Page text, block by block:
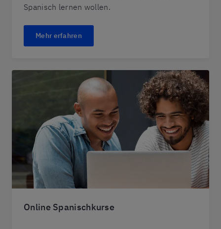
Spanisch lernen wollen.
Mehr erfahren
Online Spanischkurse